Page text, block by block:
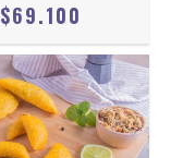
$69.100